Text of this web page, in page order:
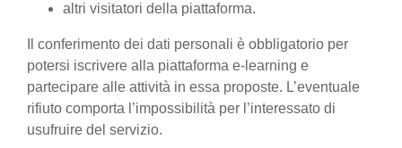
altri visitatori della piattaforma.
Il conferimento dei dati personali è obbligatorio per
potersi iscrivere alla piattaforma e-learning e
partecipare alle attività in essa proposte. L’eventuale
rifiuto comporta l’impossibilità per l’interessato di
usufruire del servizio.